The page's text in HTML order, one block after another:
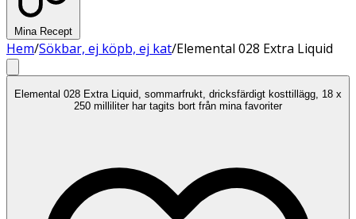
Mina Recept
Hem/Sökbar, ej köpb, ej kat/Elemental 028 Extra Liquid
Elemental 028 Extra Liquid, sommarfrukt, dricksfärdigt kosttillägg, 18 x
250 milliliter har tagits bort från mina favoriter